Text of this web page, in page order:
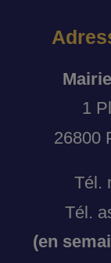
1
26800
Tél.
Tél.
(en